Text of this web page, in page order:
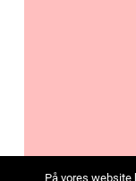
På vores website